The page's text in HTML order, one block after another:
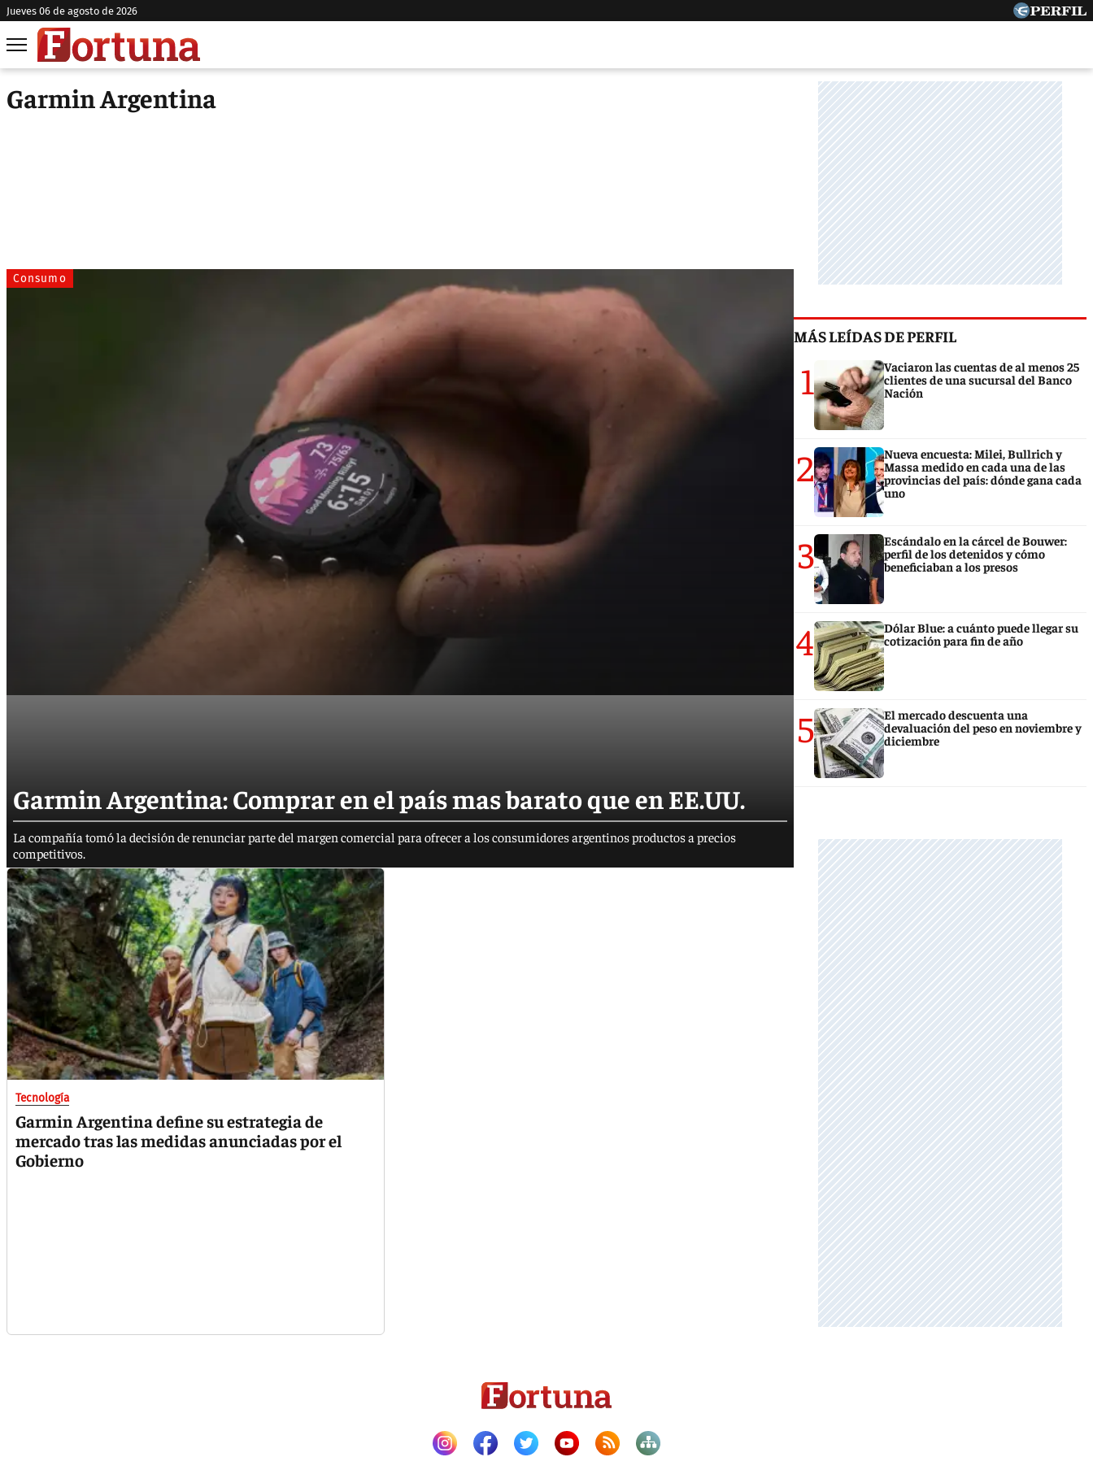
jueves 06 de agosto de 2026
Garmin Argentina
Consumo
Garmin Argentina: Comprar en el país mas barato que en EE.UU.
La compañía tomó la decisión de renunciar parte del margen comercial para ofrecer a los consumidores argentinos productos a precios
competitivos.
Tecnología
Garmin Argentina define su estrategia de
mercado tras las medidas anunciadas por el
Gobierno
MÁS LEÍDAS DE PERFIL
1
Vaciaron las cuentas de al menos 25
clientes de una sucursal del Banco
Nación
2
Nueva encuesta: Milei, Bullrich y
Massa medido en cada una de las
provincias del país: dónde gana cada
uno
3
Escándalo en la cárcel de Bouwer:
perfil de los detenidos y cómo
beneficiaban a los presos
4
Dólar Blue: a cuánto puede llegar su
cotización para fin de año
5
El mercado descuenta una
devaluación del peso en noviembre y
diciembre